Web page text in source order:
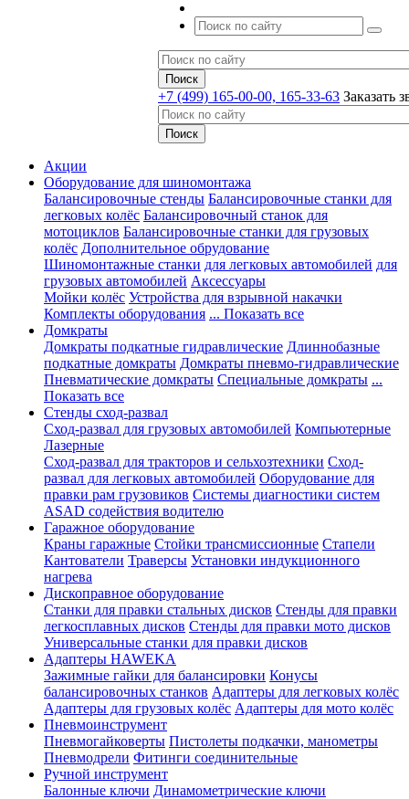
+7 (499) 165-00-00, 165-33-63 Заказать
Акции
Оборудование для шиномонтажа
Балансировочные стенды Балансировочные станки для
легковых колёс Балансировочный станок для
мотоциклов Балансировочные станки для грузовых
колёс Дополнительное обрудование
Шиномонтажные станки для легковых автомобилей для
грузовых автомобилей Аксессуары
Мойки колёс Устройства для взрывной накачки
Комплекты оборудования ... Показать все
Домкраты
Домкраты подкатные гидравлические Длиннобазные
подкатные домкраты Домкраты пневмо-гидравлические
Пневматические домкраты Специальные домкраты ...
Показать все
Стенды сход-развал
Сход-развал для грузовых автомобилей Компьютерные
Лазерные
Сход-развал для тракторов и сельхозтехники Сход-
развал для легковых автомобилей Оборудование для
правки рам грузовиков Системы диагностики систем
ASAD содействия водителю
Гаражное оборудование
Краны гаражные Стойки трансмиссионные Стапели
Кантователи Траверсы Установки индукционного
нагрева
Дископравное оборудование
Станки для правки стальных дисков Стенды для правки
легкосплавных дисков Стенды для правки мото дисков
Универсальные станки для правки дисков
Адаптеры HAWEKA
Зажимные гайки для балансировки Конусы
балансировочных станков Адаптеры для легковых колёс
Адаптеры для грузовых колёс Адаптеры для мото колёс
Пневмоинструмент
Пневмогайковерты Пистолеты подкачки, манометры
Пневмодрели Фитинги соединительные
Ручной инструмент
Балонные ключи Динамометрические ключи